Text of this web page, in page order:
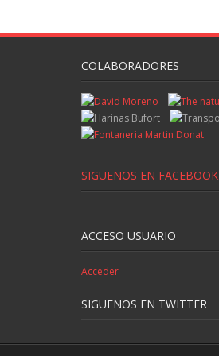
COLABORADORES
SIGUENOS EN FACEBOOK
ACCESO USUARIO
Acceder
SIGUENOS EN TWITTER